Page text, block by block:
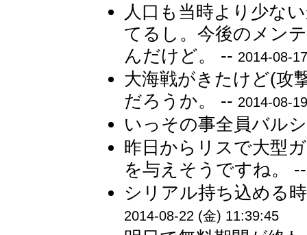
人口も当時より少な
てるし。今後のメン
んだけど。 -- 2014-08-
大海戦がきたけど(攻
だろうか。 -- 2014-08-
いっその事全員バル
昨日からリスで大型
を与えそうですね。
シリアル持ち込める
2014-08-22 (金) 11:39:45